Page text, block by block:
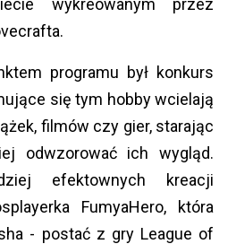
wykreowanym przez
programu był konkurs
się tym hobby wcielają
filmów czy gier, starając
odwzorować ich wygląd.
efektownych kreacji
FumyaHero, która
- postać z gry League of